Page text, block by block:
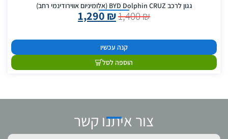
גגון לרכב BYD Dolphin CRUZ (אלומיניום אווירודינמי רחב)
1,400₪
1,290 ₪
קנה עכשיו
הוספה לסל
צור איתנו קשר